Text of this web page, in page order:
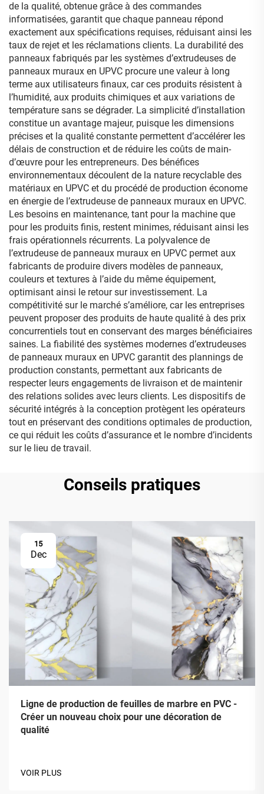
de la qualité, obtenue grâce à des commandes
informatisées, garantit que chaque panneau répond
exactement aux spécifications requises, réduisant ainsi les
taux de rejet et les réclamations clients. La durabilité des
panneaux fabriqués par les systèmes d’extrudeuses de
panneaux muraux en UPVC procure une valeur à long
terme aux utilisateurs finaux, car ces produits résistent à
l’humidité, aux produits chimiques et aux variations de
température sans se dégrader. La simplicité d’installation
constitue un avantage majeur, puisque les dimensions
précises et la qualité constante permettent d’accélérer les
délais de construction et de réduire les coûts de main-
d’œuvre pour les entrepreneurs. Des bénéfices
environnementaux découlent de la nature recyclable des
matériaux en UPVC et du procédé de production économe
en énergie de l’extrudeuse de panneaux muraux en UPVC.
Les besoins en maintenance, tant pour la machine que
pour les produits finis, restent minimes, réduisant ainsi les
frais opérationnels récurrents. La polyvalence de
l’extrudeuse de panneaux muraux en UPVC permet aux
fabricants de produire divers modèles de panneaux,
couleurs et textures à l’aide du même équipement,
optimisant ainsi le retour sur investissement. La
compétitivité sur le marché s’améliore, car les entreprises
peuvent proposer des produits de haute qualité à des prix
concurrentiels tout en conservant des marges bénéficiaires
saines. La fiabilité des systèmes modernes d’extrudeuses
de panneaux muraux en UPVC garantit des plannings de
production constants, permettant aux fabricants de
respecter leurs engagements de livraison et de maintenir
des relations solides avec leurs clients. Les dispositifs de
sécurité intégrés à la conception protègent les opérateurs
tout en préservant des conditions optimales de production,
ce qui réduit les coûts d’assurance et le nombre d’incidents
sur le lieu de travail.
Conseils pratiques
15
Dec
Ligne de production de feuilles de marbre en PVC -
Créer un nouveau choix pour une décoration de
qualité
VOIR PLUS